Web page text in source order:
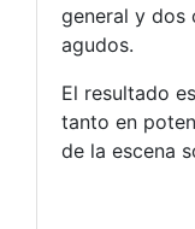
general y dos
agudos.
El resultado
tanto en
de la escena